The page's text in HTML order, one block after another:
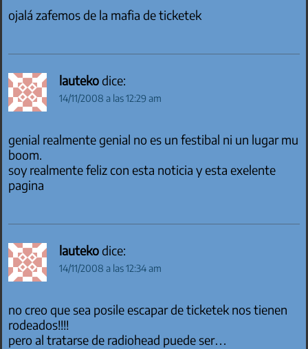
ojalá zafemos de la mafia de ticketek
lautekodice:
14/11/2008 a las 12:29 am
genial realmente genial no es un festibal ni un lugar mu
boom.
soy realmente feliz con esta noticia y esta exelente
pagina
lautekodice:
14/11/2008 a las 12:34 am
no creo que sea posile escapar de ticketek nos tienen
rodeados!!!!
pero al tratarse de radiohead puede ser…